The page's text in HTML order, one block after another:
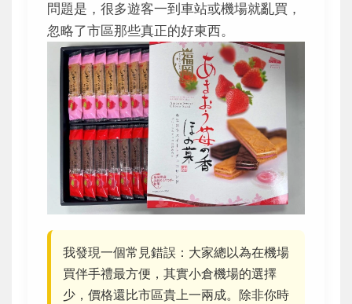
問題是，很多遊客一到車站或機場就亂買，
忽略了市區那些真正的好東西。
我發現一個常見錯誤：大家總以為在機場
買伴手禮最方便，其實小倉機場的選擇
少，價格還比市區貴上一兩成。除非你時